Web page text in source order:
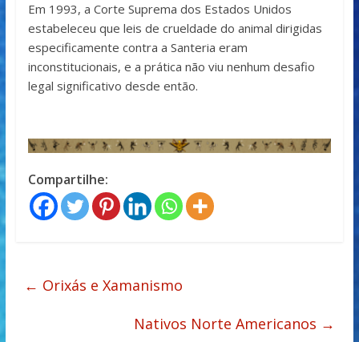
Em 1993, a Corte Suprema dos Estados Unidos
estabeleceu que leis de crueldade do animal dirigidas
especificamente contra a Santeria eram
inconstitucionais, e a prática não viu nenhum desafio
legal significativo desde então.
Compartilhe:
← Orixás e Xamanismo
Nativos Norte Americanos →